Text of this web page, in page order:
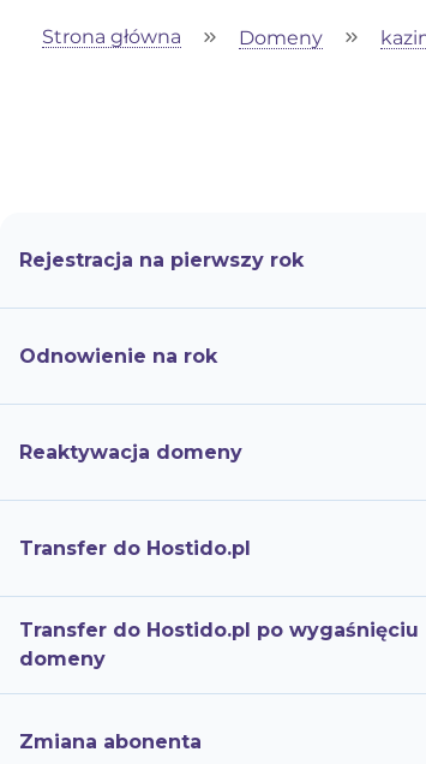
Strona główna Domeny
Rejestracja na pierwszy rok
Odnowienie na rok
Reaktywacja domeny
Transfer do Hostido.pl
Transfer do Hostido.pl po wygaśnięciu
domeny
Zmiana abonenta